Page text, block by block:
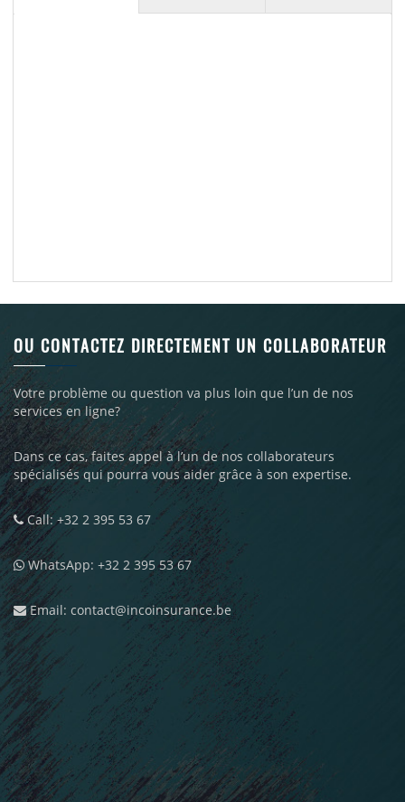
OU CONTACTEZ DIRECTEMENT UN COLLABORATEUR
Votre problème ou question va plus loin que l’un de nos
services en ligne?
Dans ce cas, faites appel à l’un de nos collaborateurs
spécialisés qui pourra vous aider grâce à son expertise.
Call: +32 2 395 53 67
WhatsApp: +32 2 395 53 67
Email: contact@incoinsurance.be